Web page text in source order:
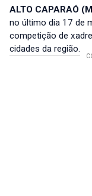
ALTO CAPARAÓ
no último dia 17 de
competição de
cidades da região.